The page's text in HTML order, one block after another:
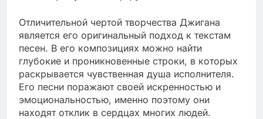
Отличительной чертой творчества Джигана
является его оригинальный подход к текстам
песен. В его композициях можно найти
глубокие и проникновенные строки, в которых
раскрывается чувственная душа исполнителя.
Его песни поражают своей искренностью и
эмоциональностью, именно поэтому они
находят отклик в сердцах многих людей.